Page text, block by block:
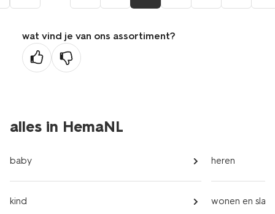
wat vind je van ons assortiment?
alles in HemaNL
baby
kind
heren
wonen en